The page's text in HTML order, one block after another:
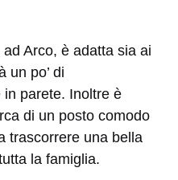
Arco, è adatta sia ai
un po’ di
parete. Inoltre è
di un posto comodo
trascorrere una bella
la famiglia.